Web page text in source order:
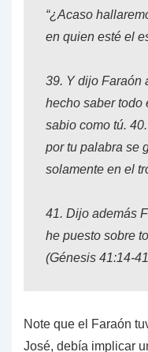
“¿Acaso
en quien esté el
39. Y dijo Faraón
hecho saber todo
sabio como tú. 40.
por tu palabra se
solamente en el
41. Dijo además
he puesto sobre
(Génesis 41:14-41
Note que el Faraón
José, debía implicar